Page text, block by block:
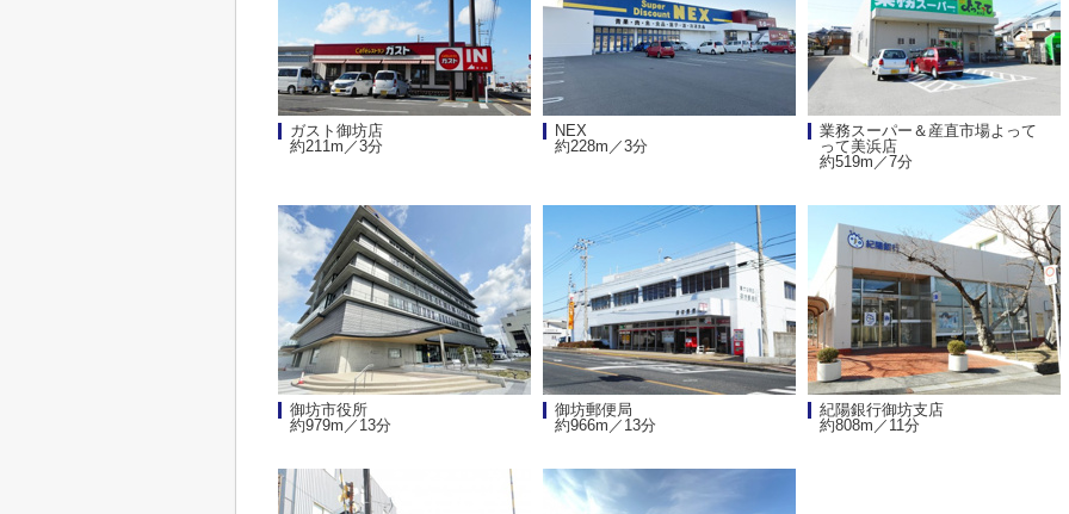
ガスト御坊店
約211m／3分
NEX
約228m／3分
業務スーパー＆産直市場よって
って美浜店
約519m／7分
御坊市役所
約979m／13分
御坊郵便局
約966m／13分
紀陽銀行御坊支店
約808m／11分